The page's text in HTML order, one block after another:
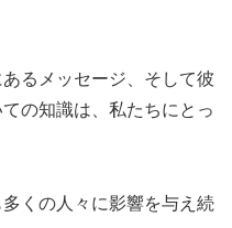
るメッセージ、そして彼
の知識は、私たちにとっ
くの人々に影響を与え続